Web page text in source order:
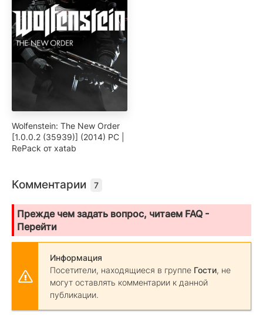
Wolfenstein: The New Order
[1.0.0.2 (35939)] (2014) PC |
RePack от xatab
Комментарии 7
Прежде чем задать вопрос, читаем FAQ -
Перейти
Информация
Посетители, находящиеся в группе Гости, не
могут оставлять комментарии к данной
публикации.